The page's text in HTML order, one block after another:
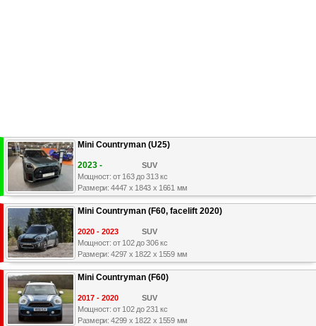
Mini Countryman (U25)
2023 -
SUV
Мощност: от 163 до 313 кс
Размери: 4447 x 1843 x 1661 мм
Mini Countryman (F60, facelift 2020)
2020 - 2023
SUV
Мощност: от 102 до 306 кс
Размери: 4297 x 1822 x 1559 мм
Mini Countryman (F60)
2017 - 2020
SUV
Мощност: от 102 до 231 кс
Размери: 4299 x 1822 x 1559 мм